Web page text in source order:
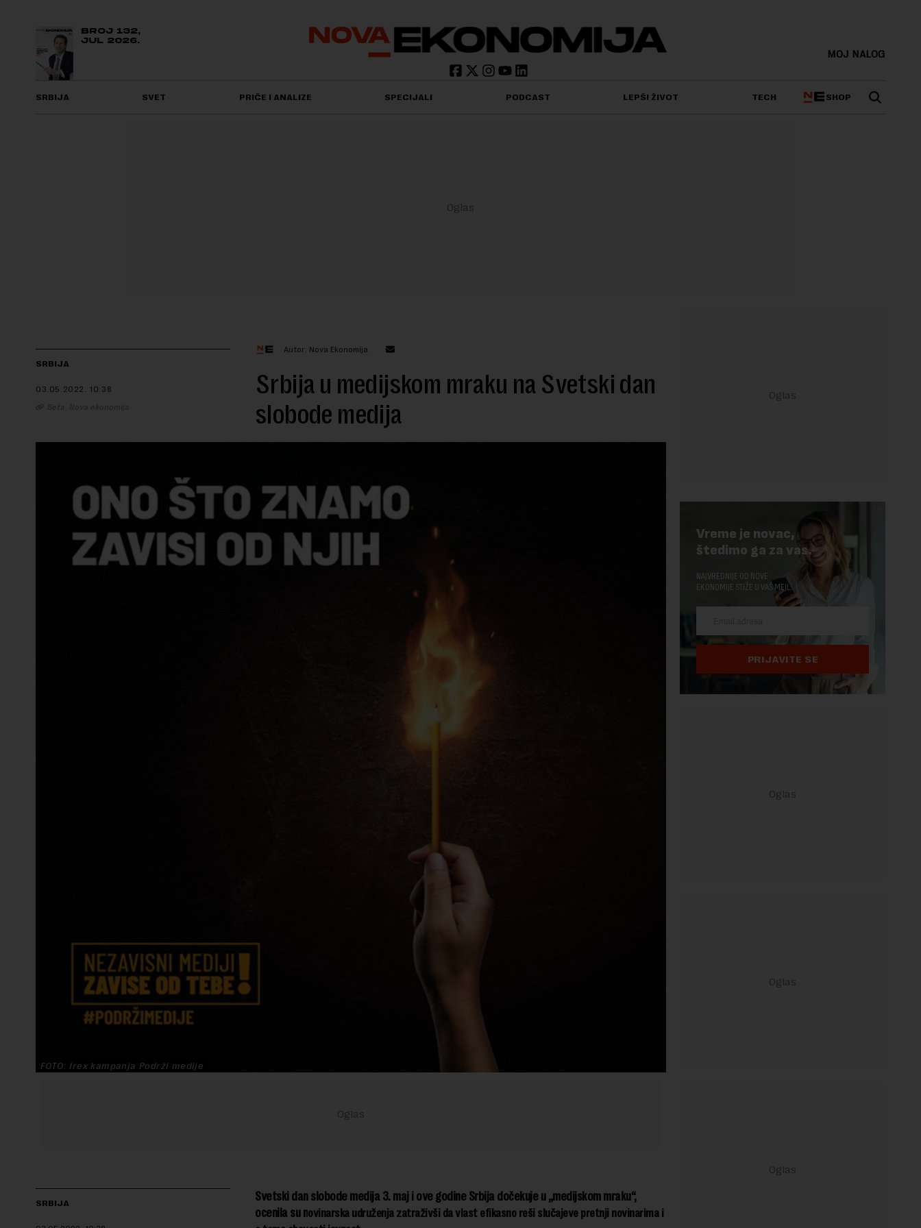
BROJ 132,
JUL 2026.
MOJ NALOG
SRBIJA SVET PRIČE I ANALIZE SPECIJALI PODCAST LEPŠI ŽIVOT TECH SHOP
SRBIJA
03.05.2022. 10:38
Beta, Nova ekonomija
Autor: Nova Ekonomija
Srbija u medijskom mraku na Svetski dan
slobode medija
FOTO: Irex kampanja Podrži medije
SRBIJA
Svetski dan slobode medija 3. maj i ove godine Srbija dočekuje u „medijskom mraku“,
ocenila su novinarska udruženja zatraživši da vlast efikasno reši slučajeve pretnji novinarima i
Vreme je novac,
štedimo ga za vas.
NAJVREDNIJE OD NOVE
EKONOMIJE STIŽE U VAŠ MEJL.
PRIJAVITE SE